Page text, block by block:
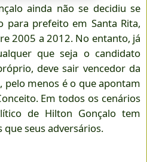
ainda não se decidiu se
para prefeito em Santa Rita,
2005 a 2012. No entanto, já
que seja o candidato
deve sair vencedor da
pelo menos é o que apontam
Em todos os cenários
de Hilton Gonçalo tem
seus adversários.